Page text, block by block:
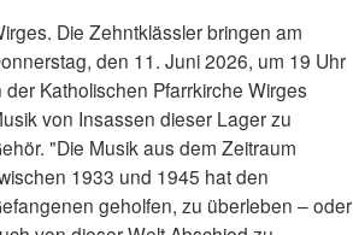
Die Zehntklässler bringen am
den 11. Juni 2026, um 19 Uhr
der Katholischen Pfarrkirche Wirges
von Insassen dieser Lager zu
"Die Musik aus dem Zeitraum
1933 und 1945 hat den
geholfen, zu überleben – oder